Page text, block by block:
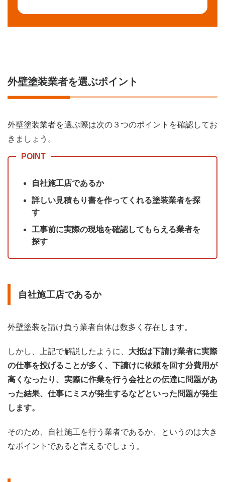
外壁塗装業者を選ぶポイント
外壁塗装業者を選ぶ際は次の３つのポイントを確認してお
きましょう。
自社施工店であるか
詳しい見積もり書を作ってくれる塗装業者を探
す
工事前に実際の現地を確認してもらえる業者を
探す
自社施工店であるか
外壁塗装を請け負う業者自体は数多く存在します。
しかし、上記で解説したように、 大抵は下請け業者に実際
の仕事を投げることが多く、下請けに依頼を回す分費用が
高くなったり、実際に作業を行う会社との伝達に問題があ
った結果、仕事にミスが発生するなどといった問題が発生
します。
そのため、自社施工を行う業者であるか、というのは大き
なポイントであると言えるでしょう。